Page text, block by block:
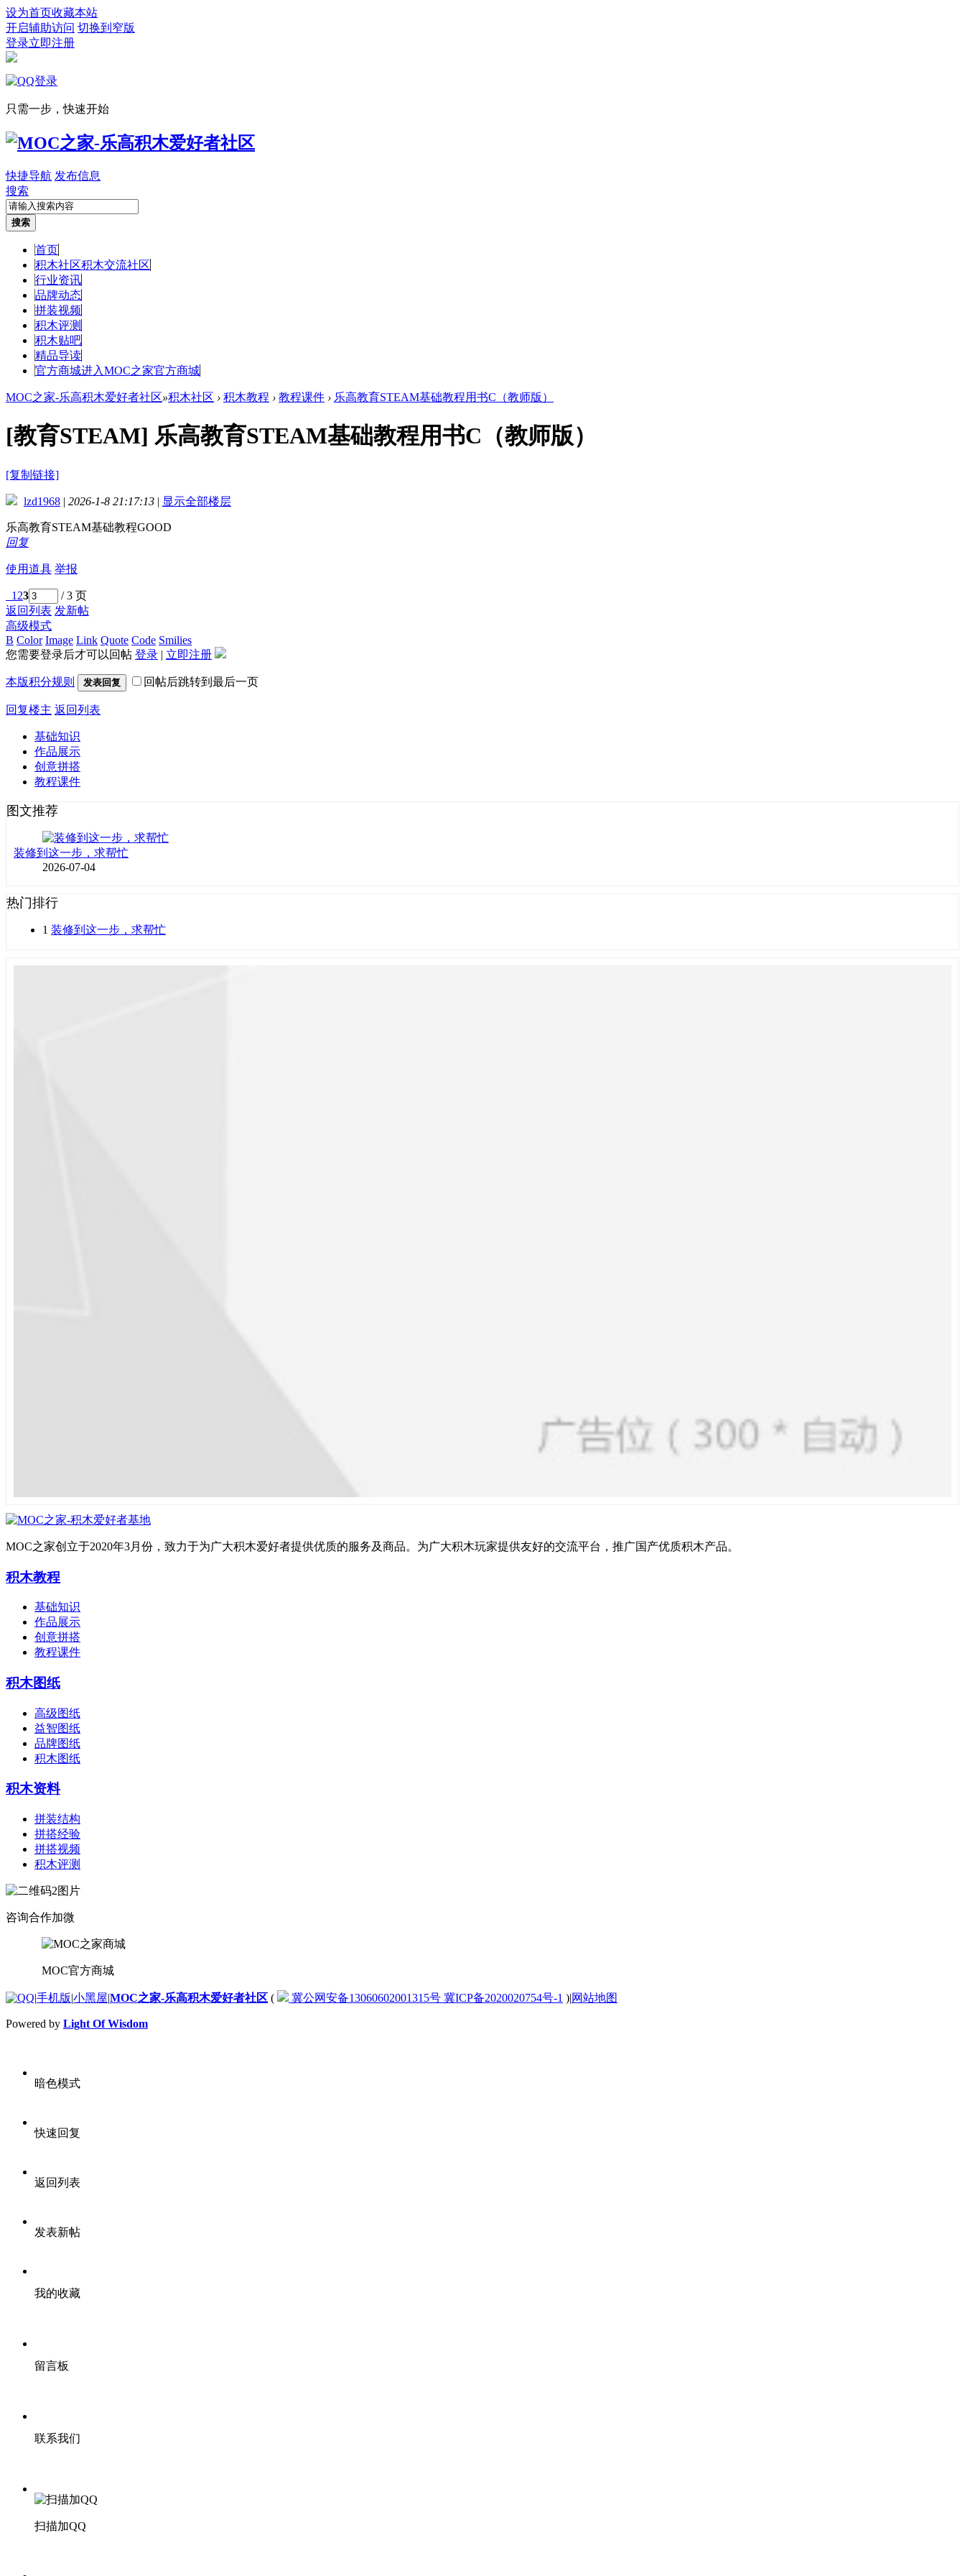
设为首页收藏本站
开启辅助访问 切换到窄版
登录立即注册
只需一步，快速开始
快捷导航 发布信息
搜索
搜索
首页
积木社区积木交流社区
行业资讯
品牌动态
拼装视频
积木评测
积木贴吧
精品导读
官方商城进入MOC之家官方商城
MOC之家-乐高积木爱好者社区»积木社区 › 积木教程 › 教程课件 › 乐高教育STEAM基础教程用书C（教师版）
[教育STEAM] 乐高教育STEAM基础教程用书C（教师版）
[复制链接]
lzd1968 | 2026-1-8 21:17:13 | 显示全部楼层
乐高教育STEAM基础教程GOOD
回复
使用道具 举报
1 23
/ 3 页
返回列表 发新帖
高级模式
B Color Image Link Quote Code Smilies
您需要登录后才可以回帖 登录 | 立即注册
本版积分规则 发表回复 回帖后跳转到最后一页
回复楼主 返回列表
基础知识
作品展示
创意拼搭
教程课件
图文推荐
装修到这一步，求帮忙
2026-07-04
热门排行
1 装修到这一步，求帮忙
MOC之家创立于2020年3月份，致力于为广大积木爱好者提供优质的服务及商品。为广大积木玩家提供友好的交流平台，推广国产优质积木产品。
积木教程
基础知识
作品展示
创意拼搭
教程课件
积木图纸
高级图纸
益智图纸
品牌图纸
积木图纸
积木资料
拼装结构
拼搭经验
拼搭视频
积木评测
咨询合作加微
MOC官方商城
|手机版|小黑屋|MOC之家-乐高积木爱好者社区 ( 冀公网安备13060602001315号 冀ICP备2020020754号-1 )|网站地图
Powered by Light Of Wisdom
暗色模式
快速回复
返回列表
发表新帖
我的收藏
留言板
联系我们
扫描加QQ